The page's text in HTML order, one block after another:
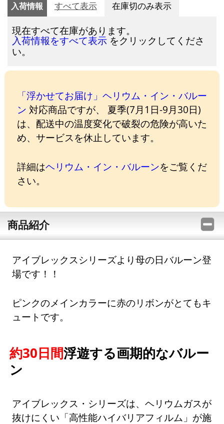
入荷情報 すべて表示 在庫切のみ表示
現在すべて在庫があります。
入荷情報をすべて表示 をクリックしてくださ
い。
「浮かせてお届け」ヘリウム・イン・バルー
ン 対応商品ですが、 夏季(7月1日-9月30日)
は、配送中の温度変化で破裂の危険が高いた
め、サービスを休止しています。
詳細はヘリウム・イン・バルーンをご覧くだ
さい。
商品紹介
アイブレックスシリーズより母の日バルーン登
場です！！
ピンクのメインカラーに赤のリボンがとてもキ
ュートです。
約30日間浮遊する画期的なバルー
ン
アイブレックス・シリーズは、ヘリウムガスが
抜けにくい「高性能ハイバリアフィルム」が施